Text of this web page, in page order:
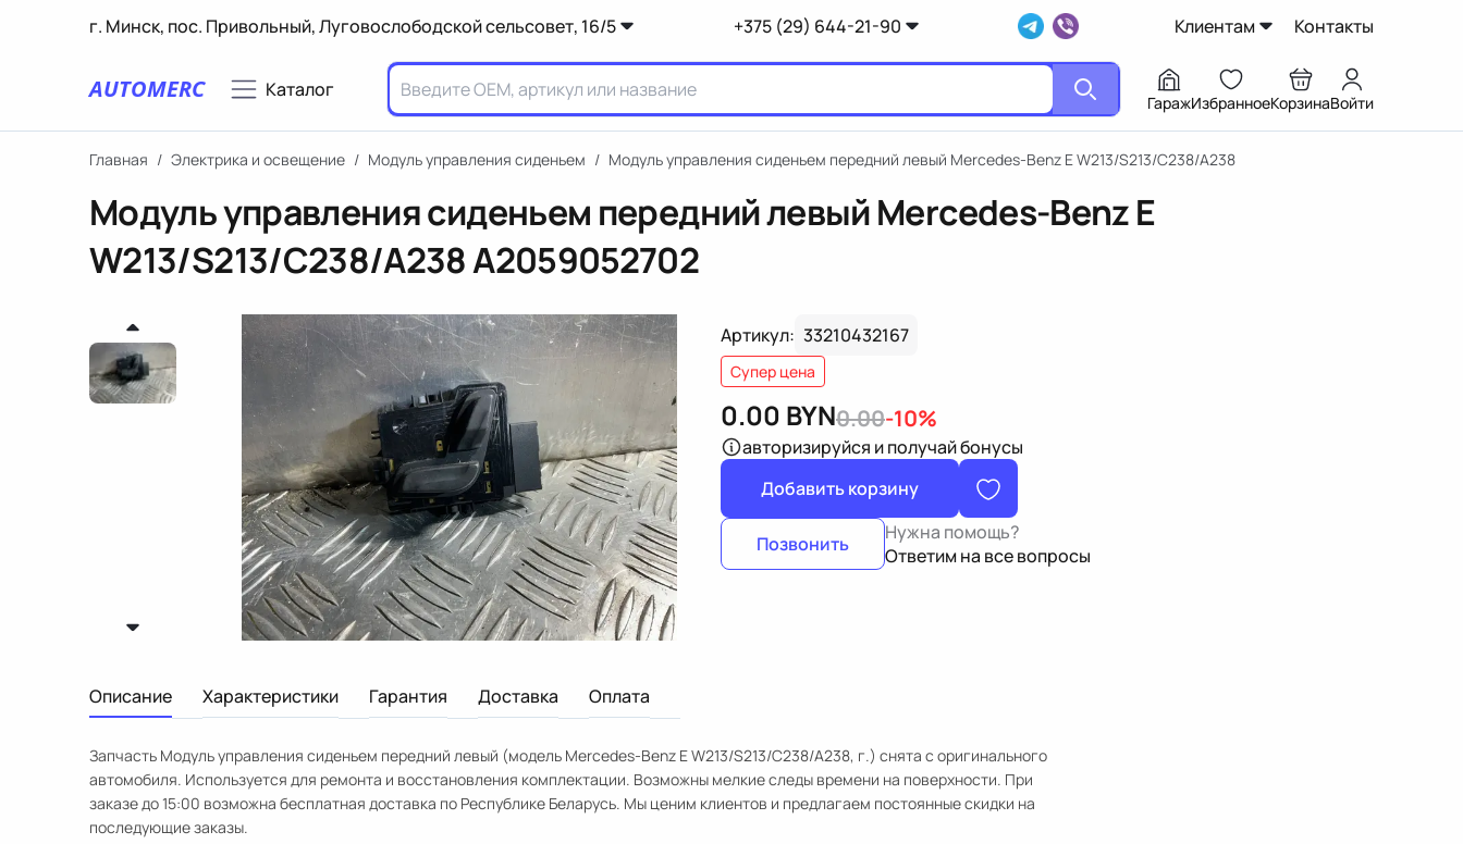
г. Минск, пос. Привольный, Луговослободской сельсовет, 16/5 +375 (29) 644-21-90 Клиентам Контакты
AUTOMERC Каталог
ГаражИзбранноеКорзинаВойти
Главная / Электрика и освещение / Модуль управления сиденьем / Модуль управления сиденьем передний левый Mercedes-Benz E W213/S213/C238/A238
Модуль управления сиденьем передний левый Mercedes-Benz E
W213/S213/C238/A238A2059052702
Артикул: 33210432167
Супер цена
0.00 BYN0.00-10%
авторизируйся и получай бонусы
Добавить корзину
Позвонить
Нужна помощь?
Ответим на все вопросы
Описание Характеристики Гарантия Доставка Оплата
Запчасть Модуль управления сиденьем передний левый (модель Mercedes-Benz E W213/S213/C238/A238, г.) снята с оригинального
автомобиля. Используется для ремонта и восстановления комплектации. Возможны мелкие следы времени на поверхности. При
заказе до 15:00 возможна бесплатная доставка по Республике Беларусь. Мы ценим клиентов и предлагаем постоянные скидки на
последующие заказы.